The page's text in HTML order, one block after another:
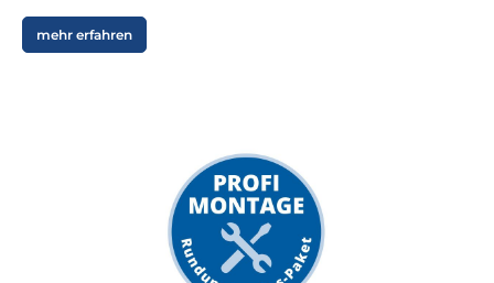
mehr erfahren